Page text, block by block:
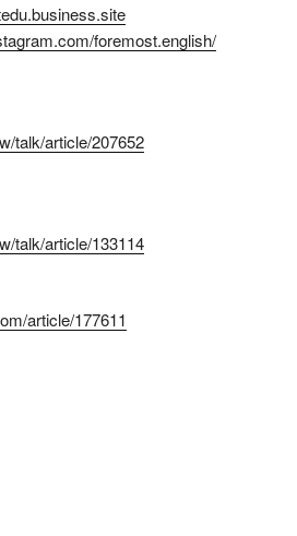
foremost.english/
talk/article/207652
talk/article/133114
article/177611